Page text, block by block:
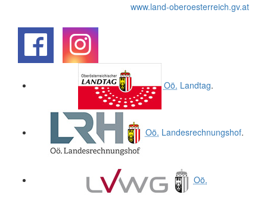
www.land-oberoesterreich.gv.at
Oö. Landtag.
Oö. Landesrechnungshof.
Oö.